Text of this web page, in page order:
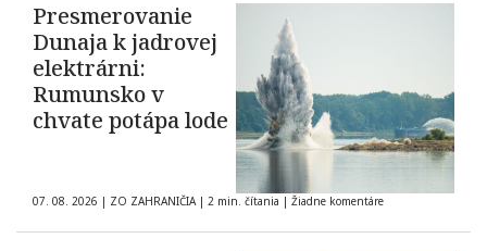
Presmerovanie
Dunaja k jadrovej
elektrárni:
Rumunsko v
chvate potápa lode
07. 08. 2026 | ZO ZAHRANIČIA | 2 min. čítania | Žiadne komentáre